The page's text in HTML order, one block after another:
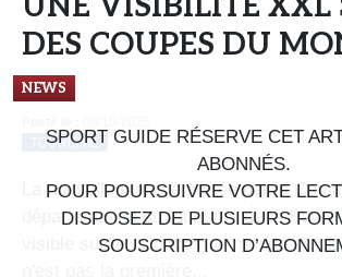
n
e
s
e
e
UNE VISIBILITÉ XXL
DES COUPES DU
NEWS
TOURISME
SPORT GUIDE RÉSERVE CET
ABONNÉS.
POUR POURSUIVRE VOTRE
DISPOSEZ DE PLUSIEURS
SOUSCRIPTION
La nouvelle marque portée par le
départemental du tourisme de la
visible sur les Coupes du monde de